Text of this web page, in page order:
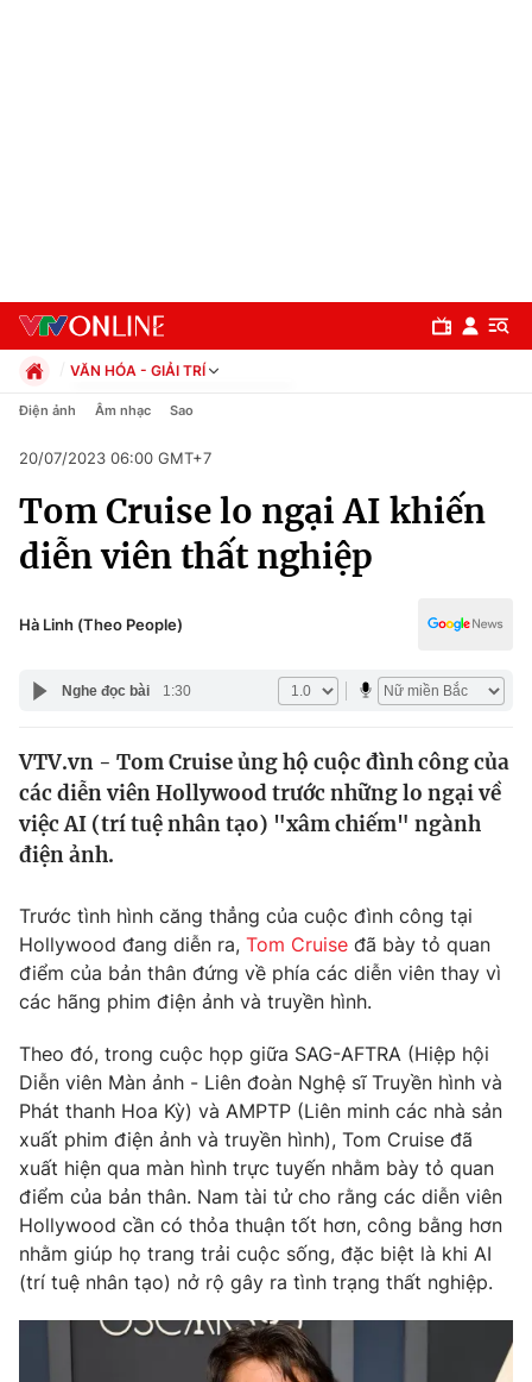
Chuyên mục
Chính trị
Pháp luật
Thế giới
Tin tức
Thế giới đó đây
Câu chuyện quốc tế
Tài chính
Thị trường
Dữ liệu và đời sống
Phim VTV
Hậu trường
Nhân vật
Khán giả
Giải sao mai
Giải trí
Điện ảnh
Âm nhạc
Sao
Đời sống
Du lịch
Làm đẹp
Giáo dục
Tuyển sinh
Học trực tuyến
Công nghệ
Hitech Công nghệ tương lai
Giao lưu trực tuyến
VĂN HÓA - GIẢI TRÍ
Chính trị
Pháp luật
Kinh tế
Thể thao
Truyền hình
Y tế
Công nghệ
Điện ảnh Âm nhạc Sao
20/07/2023 06:00 GMT+7
Tom Cruise lo ngại AI khiến
diễn viên thất nghiệp
Hà Linh (Theo People)
Nghe đọc bài 1:30
VTV.vn - Tom Cruise ủng hộ cuộc đình công của
các diễn viên Hollywood trước những lo ngại về
việc AI (trí tuệ nhân tạo) "xâm chiếm" ngành
điện ảnh.
Trước tình hình căng thẳng của cuộc đình công tại
Hollywood đang diễn ra, Tom Cruise đã bày tỏ quan
điểm của bản thân đứng về phía các diễn viên thay vì
các hãng phim điện ảnh và truyền hình.
Theo đó, trong cuộc họp giữa SAG-AFTRA (Hiệp hội
Diễn viên Màn ảnh - Liên đoàn Nghệ sĩ Truyền hình và
Phát thanh Hoa Kỳ) và AMPTP (Liên minh các nhà sản
xuất phim điện ảnh và truyền hình), Tom Cruise đã
xuất hiện qua màn hình trực tuyến nhằm bày tỏ quan
điểm của bản thân. Nam tài tử cho rằng các diễn viên
Hollywood cần có thỏa thuận tốt hơn, công bằng hơn
nhằm giúp họ trang trải cuộc sống, đặc biệt là khi AI
(trí tuệ nhân tạo) nở rộ gây ra tình trạng thất nghiệp.